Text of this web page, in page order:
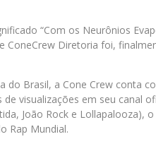
“Com os Neurônios
ConeCrew Diretoria foi,
do Brasil, a Cone Crew conta
visualizações em seu canal
João Rock e Lollapalooza),
Rap Mundial.